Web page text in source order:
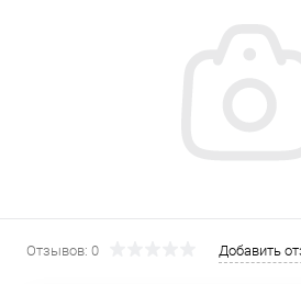
Отзывов: 0 Добавить
выбранный способом